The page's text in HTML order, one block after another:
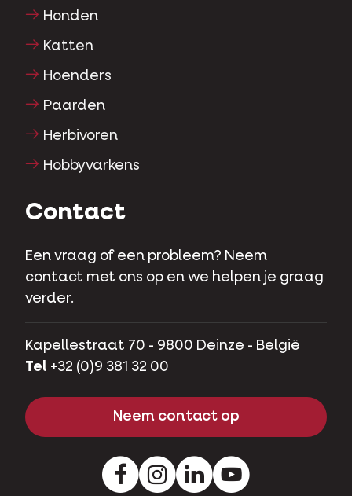
Honden
Katten
Hoenders
Paarden
Herbivoren
Hobbyvarkens
Contact
Een vraag of een probleem? Neem
contact met ons op en we helpen je graag
verder.
Kapellestraat 70 - 9800 Deinze - België
Tel +32 (0)9 381 32 00
Neem contact op
FacebookInstagramLinkedInYoutube